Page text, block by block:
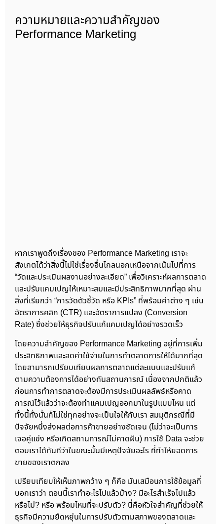
ความหมายและความสำคัญของ
Performance Marketing
หากเราพูดถึงเรื่องของ Performance Marketing เราจะ
สังเกตได้ว่าสิ่งนี้ไม่ใช่เรื่องอื่นไกลนอกเหนือจากเน้นไปที่การ
“วัดและประเมินผลงานอย่างละเอียด” เพื่อวิเคราะห์ผลการตลาด
และปรับแคมเปญให้เหมาะสมและมีประสิทธิภาพมากที่สุด ผ่าน
สิ่งที่เรียกว่า “การวัดตัวชี้วัด หรือ KPIs” ที่พร้อมค่าต่าง ๆ เช่น
อัตราการคลิก (CTR) และอัตราการแปลง (Conversion
Rate) ซึ่งช่วยให้ธุรกิจปรับแก้แคมเปญได้อย่างรวดเร็ว
โดยความสำคัญของ Performance Marketing อยู่ที่การเพิ่ม
ประสิทธิภาพและลดค่าใช้จ่ายในการทำตลาดการให้ได้มากที่สุด
โดยสามารถเปรียบเทียบผลการตลาดแต่ละแบบและปรับแก้
ตามความต้องการได้อย่างทันสถานการณ์ เนื่องจากปกติแล้ว
ก่อนการทำการตลาดจะต้องมีการประเมินผลลัพธ์หรือคาด
การณ์ไว้แล้วว่าจะต้องทำแคมเปญออกมาในรูปแบบไหน แต่
ทั้งนี้ทั้งนั้นก็ไม่ใช่ทุกอย่างจะเป็นใจให้กับเรา สมมุติกรณีที่มี
ปัจจัยหนึ่งส่งผลต่อการค้าขายอย่างชัดเจน (ไม่ว่าจะเป็นการ
เจอคู่แข่ง หรือเกิดสถานการณ์ไม่คาดฝัน) การใช้ Data จะช่วย
ตอบเราได้ทันทีว่าในขณะนั้นมีเหตุปัจจัยอะไร ที่ทำให้ยอดการ
ขายของเราตกลง
เปรียบเทียบให้เห็นภาพกว้าง ๆ ก็คือ มันเสมือนการใช้ข้อมูลที่
บอกเราว่า ตอนนี้เราทำอะไรไปแล้วบ้าง? มีอะไรสำเร็จไปแล้ว
หรือไม่? หรือ พร้อมไหมที่จะปรับตัว? นี่คือหัวใจสำคัญที่ช่วยให้
ธุรกิจมีความยืดหยุ่นในการปรับตัวตามสภาพของตลาดและ